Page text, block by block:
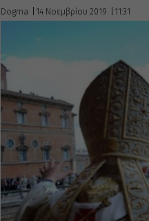
Dogma 14 Νοεμβρίου 2019 11:31